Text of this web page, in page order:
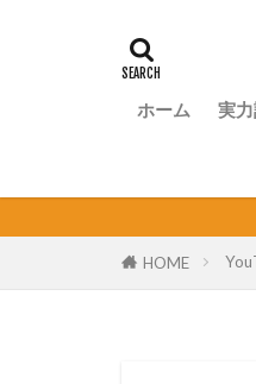
ホーム 実
個人契約オ
HOME